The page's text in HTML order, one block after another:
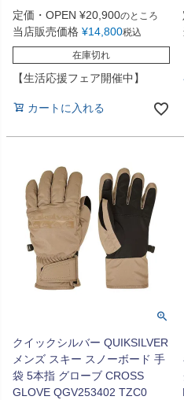
定価・OPEN ¥20,900のところ
当店販売価格 ¥14,800税込
在庫切れ
【生活応援フェア開催中】
カートに入れる
クイックシルバー QUIKSILVER
メンズ スキー スノーボード 手
袋 5本指 グローブ CROSS
GLOVE QGV253402 TZC0